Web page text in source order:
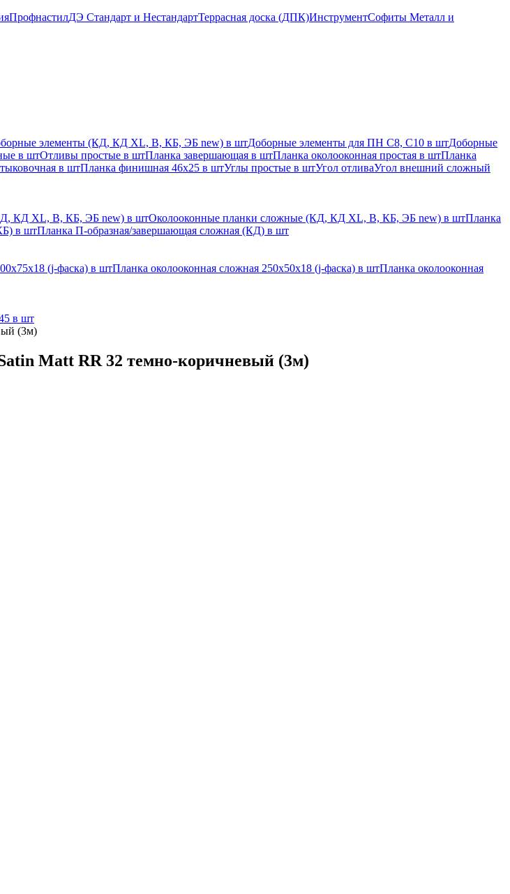
ПрофнастилДЭ Стандарт и НестандартТеррасная доска (ДПК)ИнструментСофиты Металл и
элементы (КД, КД XL, В, КБ, ЭБ new) в штДоборные элементы для ПН С8, С10 в штДоборные
в штОтливы простые в штПланка завершающая в штПланка околооконная простая в штПланка
в штПланка финишная 46х25 в штУглы простые в штУгол отливаУгол внешний сложный
КД XL, В, КБ, ЭБ new) в штОколооконные планки сложные (КД, КД XL, В, КБ, ЭБ new) в штПланка
в штПланка П-образная/завершающая сложная (КД) в шт
(j-фаска) в штПланка околооконная сложная 250х50х18 (j-фаска) в штПланка околооконная
в шт
(3м)
Matt RR 32 темно-коричневый (3м)